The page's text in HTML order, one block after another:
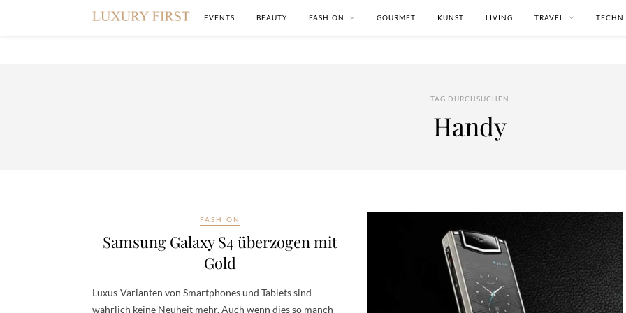
EVENTS BEAUTY FASHION GOURMET KUNST LIVING TRAVEL
TAG DURCHSUCHEN
Handy
FASHION
Samsung Galaxy S4 überzogen mit
Gold
Luxus-Varianten von Smartphones und Tablets sind
wahrlich keine Neuheit mehr. Auch wenn dies so manch